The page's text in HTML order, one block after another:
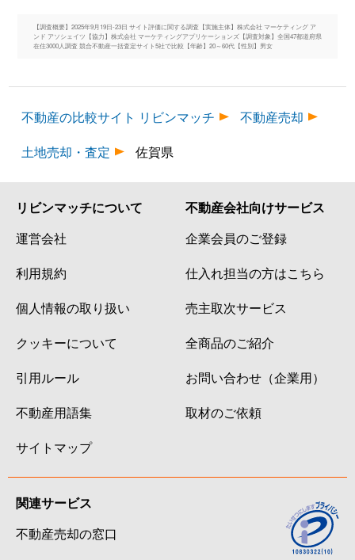
【調査概要】2025年9月19日-23日 サイト評価に関する調査【実施主体】株式会社 マーケティング ア
ンド アソシェイツ【協力】株式会社 マーケティングアプリケーションズ【調査対象】全国47都道府県
在住3000人調査 競合不動産一括査定サイト5社で比較【年齢】20～60代【性別】男女
不動産の比較サイト リビンマッチ
不動産売却
土地売却・査定
佐賀県
リビンマッチについて
運営会社
利用規約
個人情報の取り扱い
クッキーについて
引用ルール
不動産用語集
サイトマップ
不動産会社向けサービス
企業会員のご登録
仕入れ担当の方はこちら
売主取次サービス
全商品のご紹介
お問い合わせ（企業用）
取材のご依頼
関連サービス
不動産売却の窓口